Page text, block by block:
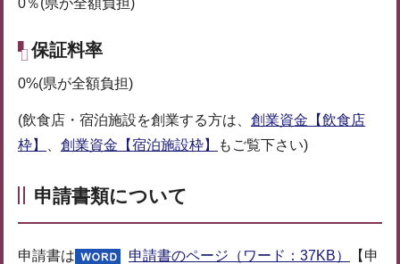
0％(県が全額負担)
保証料率
0%(県が全額負担)
(飲食店・宿泊施設を創業する方は、 創業資金【飲食店
枠】
創業資金【宿泊施設枠】 もご覧下さい)
申請書類について
申請書は 申請書のページ（ワード：37KB）
【申